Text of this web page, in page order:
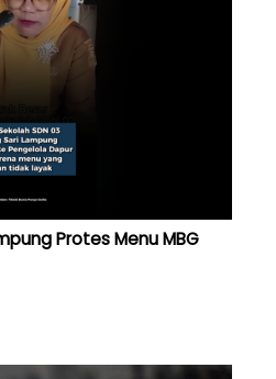
Protes Menu MBG